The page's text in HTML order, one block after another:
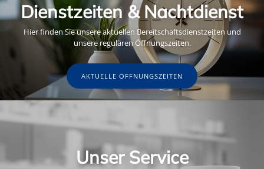
Dienstzeiten & Nachtdienst
Hier finden Sie unsere aktuellen Bereitschaftsdienstzeiten und
unsere regulären Öffnungszeiten.
AKTUELLE ÖFFNUNGSZEITEN
Unser Service